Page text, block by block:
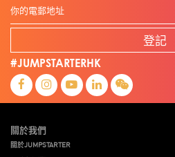
登記
#JUMPSTARTERHK
關於我們
關於JUMPSTARTER